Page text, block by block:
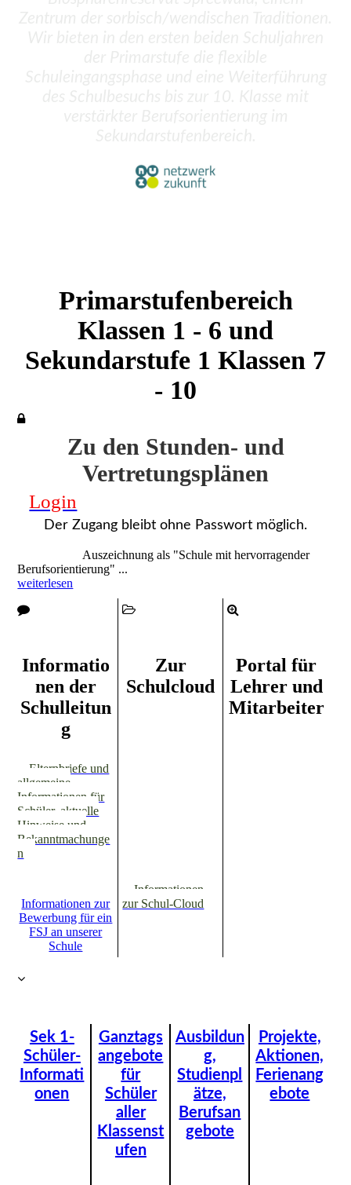
Primarstufenbereich
Klassen 1 - 6 und
Sekundarstufe 1 Klassen 7
- 10
Zu den Stunden- und
Vertretungsplänen
Login
Der Zugang bleibt ohne Passwort möglich.
Auszeichnung als "Schule mit hervorragender
Berufsorientierung" ...
weiterlesen
Informatio
nen der
Schulleitun
g
Zur
Schulcloud
Portal für
Lehrer und
Mitarbeiter
Elternbriefe und
allgemeine
Informationen für
Schüler, aktuelle
Hinweise und
Bekanntmachunge
n
Informationen zur
Bewerbung für ein
FSJ an unserer
Schule
Informationen
zur Schul-Cloud
Sek 1-
Schüler-
Informati
onen
Ganztags
angebote
für
Schüler
aller
Klassenst
ufen
Ausbildun
g,
Studienpl
ätze,
Berufsan
gebote
Projekte,
Aktionen,
Ferienang
ebote